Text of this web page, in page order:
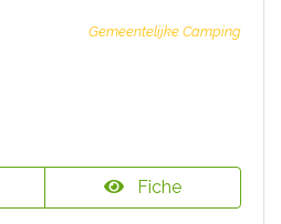
Gemeentelijke Camping
Fiche